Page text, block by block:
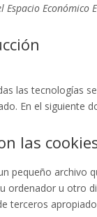
Espacio Económico
las tecnologías
En el siguiente
las
pequeño archivo
ordenador u otro
terceros